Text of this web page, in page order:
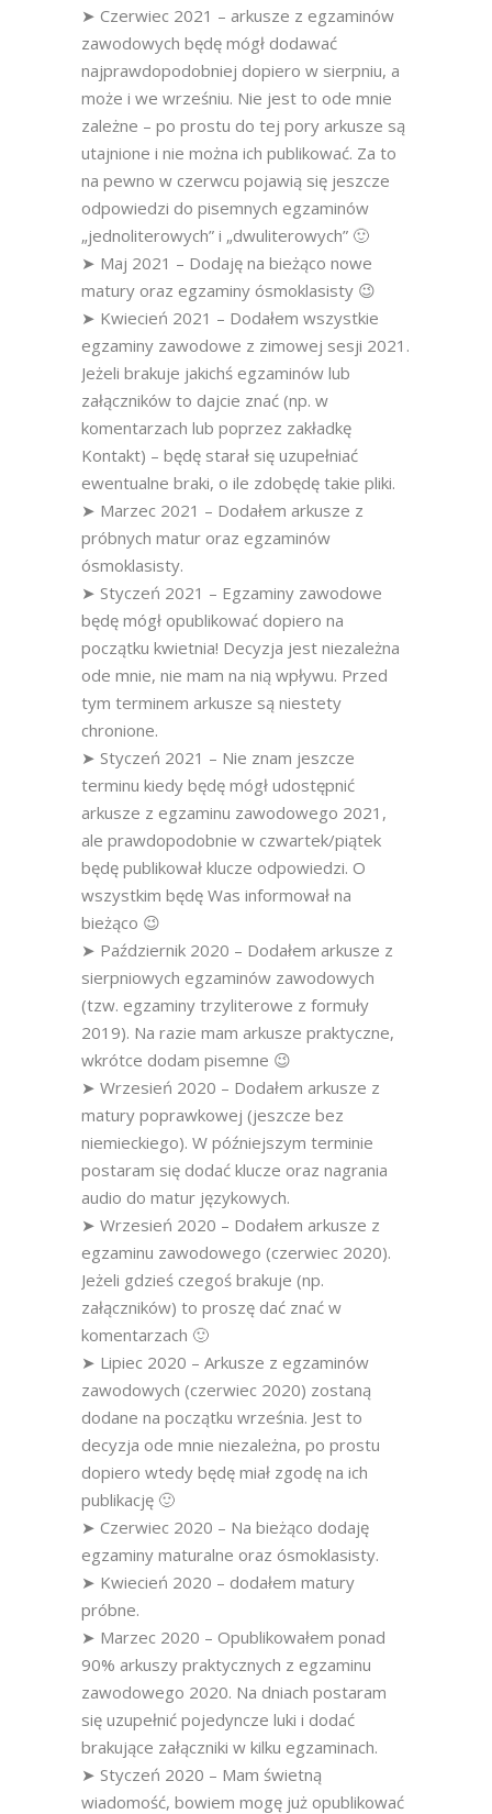
➤ Czerwiec 2021 – arkusze z egzaminów
zawodowych będę mógł dodawać
najprawdopodobniej dopiero w sierpniu, a
może i we wrześniu. Nie jest to ode mnie
zależne – po prostu do tej pory arkusze są
utajnione i nie można ich publikować. Za to
na pewno w czerwcu pojawią się jeszcze
odpowiedzi do pisemnych egzaminów
„jednoliterowych” i „dwuliterowych” 🙂
➤ Maj 2021 – Dodaję na bieżąco nowe
matury oraz egzaminy ósmoklasisty 😉
➤ Kwiecień 2021 – Dodałem wszystkie
egzaminy zawodowe z zimowej sesji 2021.
Jeżeli brakuje jakichś egzaminów lub
załączników to dajcie znać (np. w
komentarzach lub poprzez zakładkę
Kontakt) – będę starał się uzupełniać
ewentualne braki, o ile zdobędę takie pliki.
➤ Marzec 2021 – Dodałem arkusze z
próbnych matur oraz egzaminów
ósmoklasisty.
➤ Styczeń 2021 – Egzaminy zawodowe
będę mógł opublikować dopiero na
początku kwietnia! Decyzja jest niezależna
ode mnie, nie mam na nią wpływu. Przed
tym terminem arkusze są niestety
chronione.
➤ Styczeń 2021 – Nie znam jeszcze
terminu kiedy będę mógł udostępnić
arkusze z egzaminu zawodowego 2021,
ale prawdopodobnie w czwartek/piątek
będę publikował klucze odpowiedzi. O
wszystkim będę Was informował na
bieżąco 😉
➤ Październik 2020 – Dodałem arkusze z
sierpniowych egzaminów zawodowych
(tzw. egzaminy trzyliterowe z formuły
2019). Na razie mam arkusze praktyczne,
wkrótce dodam pisemne 😉
➤ Wrzesień 2020 – Dodałem arkusze z
matury poprawkowej (jeszcze bez
niemieckiego). W późniejszym terminie
postaram się dodać klucze oraz nagrania
audio do matur językowych.
➤ Wrzesień 2020 – Dodałem arkusze z
egzaminu zawodowego (czerwiec 2020).
Jeżeli gdzieś czegoś brakuje (np.
załączników) to proszę dać znać w
komentarzach 🙂
➤ Lipiec 2020 – Arkusze z egzaminów
zawodowych (czerwiec 2020) zostaną
dodane na początku września. Jest to
decyzja ode mnie niezależna, po prostu
dopiero wtedy będę miał zgodę na ich
publikację 🙂
➤ Czerwiec 2020 – Na bieżąco dodaję
egzaminy maturalne oraz ósmoklasisty.
➤ Kwiecień 2020 – dodałem matury
próbne.
➤ Marzec 2020 – Opublikowałem ponad
90% arkuszy praktycznych z egzaminu
zawodowego 2020. Na dniach postaram
się uzupełnić pojedyncze luki i dodać
brakujące załączniki w kilku egzaminach.
➤ Styczeń 2020 – Mam świetną
wiadomość, bowiem mogę już opublikować